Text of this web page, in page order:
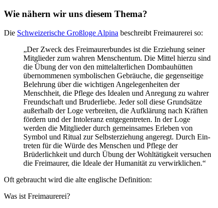
Wie nähern wir uns diesem Thema?
Die Schweizerische Großloge Alpina beschreibt Freimaurerei so:
„Der Zweck des Freimaurerbundes ist die Erziehung seiner
Mitglieder zum wahren Menschentum. Die Mittel hierzu sind
die Übung der von den mittelalterlichen Dombauhütten
übernommenen symbolischen Ge­bräuche, die gegenseitige
Belehrung über die wichtigen Angelegenheiten der
Menschheit, die Pflege des Idea­len und Anregung zu wahrer
Freund­schaft und Bruderliebe. Jeder soll diese Grundsätze
außerhalb der Loge verbreiten, die Aufklärung nach Kräf­ten
fördern und der Intoleranz entge­gentreten. In der Loge
werden die Mitglieder durch gemeinsames Erle­ben von
Symbol und Ritual zur Selbst­erziehung angeregt. Durch Ein­
treten für die Würde des Menschen und Pflege der
Brüderlichkeit und durch Übung der Wohltätigkeit ver­suchen
die Freimaurer, die Ideale der Humanität zu verwirklichen.“
Oft gebraucht wird die alte engli­sche Definition:
Was ist Freimaurerei?